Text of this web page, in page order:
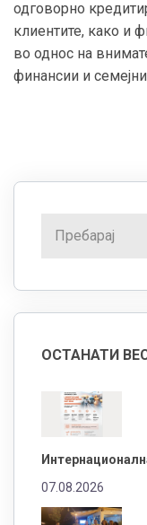
одговорно
клиентите, како и
во однос на
финансии и
ОСТАНАТИ
07.08.2026